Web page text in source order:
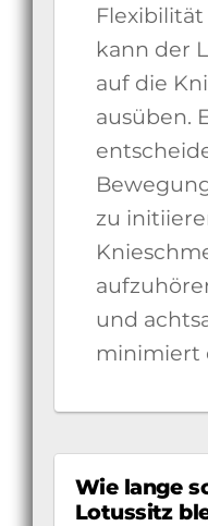
kann der
auf die
ausüben.
zu
und
minimiert
Wie lange
Lotussitz